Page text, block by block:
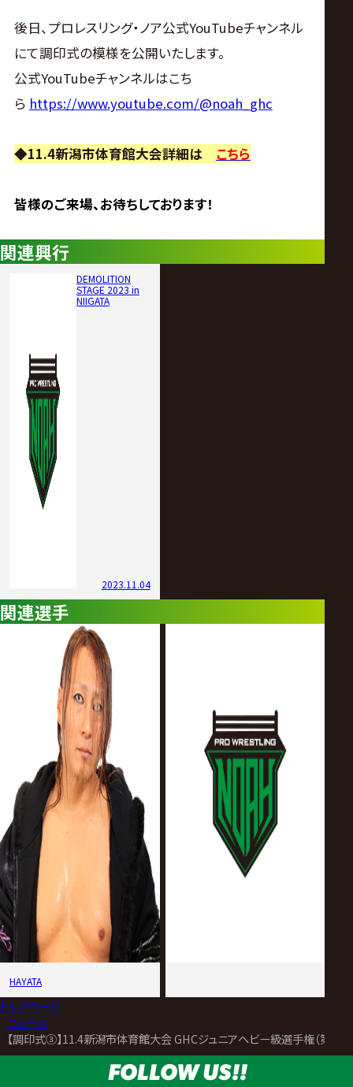
後日、プロレスリング・ノア公式YouTubeチャンネル
にて調印式の模様を公開いたします。
公式YouTubeチャンネルはこち
ら https://www.youtube.com/@noah_ghc
◆11.4新潟市体育館大会詳細は こちら
皆様のご来場、お待ちしております！
関連興行
DEMOLITION
STAGE 2023 in
NIIGATA
2023.11.04
関連選手
HAYATA
トップページ
ニュース
【調印式③】11.4新潟市体育館大会 GHCジュニアヘビー級選手権（第53
FOLLOW US!!